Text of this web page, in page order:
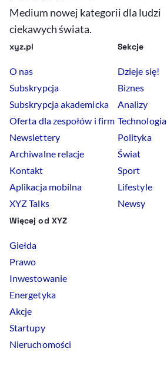
Medium nowej kategorii dla ludzi
ciekawych świata.
xyz.pl
O nas
Subskrypcja
Subskrypcja akademicka
Oferta dla zespołów i firm
Newslettery
Archiwalne relacje
Kontakt
Aplikacja mobilna
XYZ Talks
Sekcje
Dzieje się!
Biznes
Analizy
Technologia
Polityka
Świat
Sport
Lifestyle
Newsy
Więcej od XYZ
Giełda
Prawo
Inwestowanie
Energetyka
Akcje
Startupy
Nieruchomości